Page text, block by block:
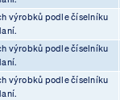
výrobků podle číselníku
výrobků podle číselníku
výrobků podle číselníku